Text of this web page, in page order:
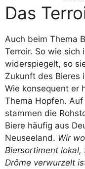
Das
Auch beim Thema
Terroir. So wie sich
widerspiegelt, so
Zukunft des Bieres
Wie konsequent er
Thema Hopfen.
stammen die
Biere häufig aus
Neuseeland. Wir
Biersortiment lokal,
Drôme verwurzelt